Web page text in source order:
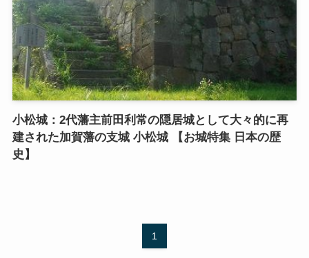
小松城：2代藩主前田利常の隠居城として大々的に再
建された加賀藩の支城 小松城 【お城特集 日本の歴
史】
1